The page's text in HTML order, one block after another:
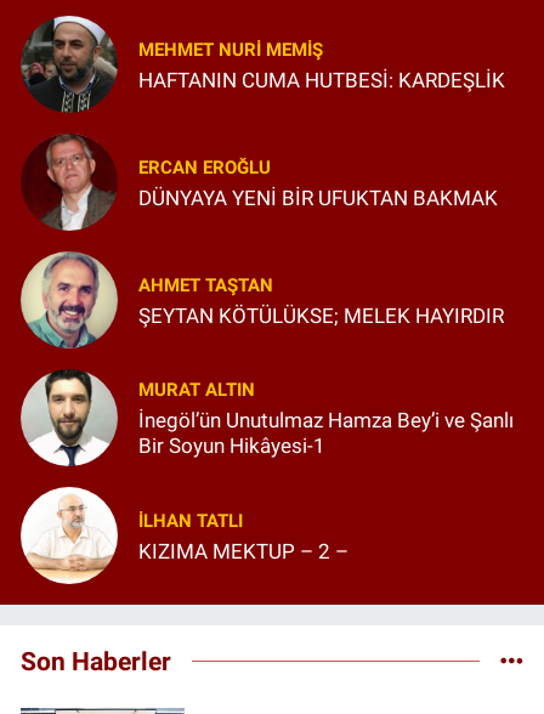
MEHMET NURI MEMIŞ
HAFTANIN CUMA HUTBESİ: KARDEŞLİK
ERCAN EROĞLU
DÜNYAYA YENİ BİR UFUKTAN BAKMAK
AHMET TAŞTAN
ŞEYTAN KÖTÜLÜKSE; MELEK HAYIRDIR
MURAT ALTIN
İnegöl’ün Unutulmaz Hamza Bey’i ve Şanlı
Bir Soyun Hikâyesi-1
İLHAN TATLI
KIZIMA MEKTUP – 2 –
Son Haberler